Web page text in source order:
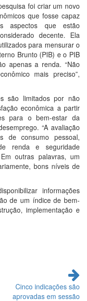
foi criar um novo
que fosse capaz
aspectos que estão
decente. Ela
para mensurar o
Brunto (PIB) e o PIB
apenas a renda. “Não
mais preciso”,
são limitados por não
econômica a partir
para o bem-estar da
“A avaliação
de consumo pessoal,
renda e seguridade
outras palavras, um
bons níveis de
informações
de um índice de bem-
implementação e
Cinco indicações são
aprovadas em sessão